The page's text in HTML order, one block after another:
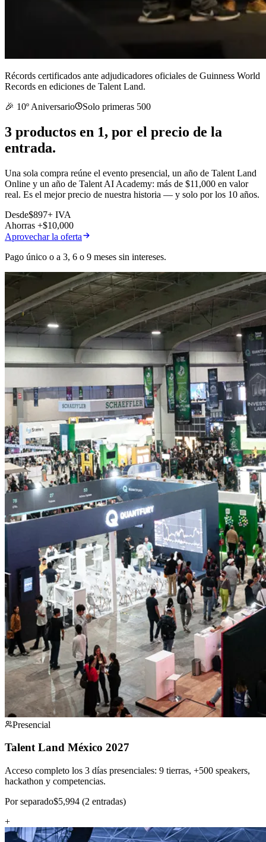
Récords certificados ante adjudicadores oficiales de Guinness World
Records en ediciones de Talent Land.
🎉 10º Aniversario
Solo primeras 500
3 productos en 1, por el precio de la
entrada.
Una sola compra reúne el evento presencial, un año de Talent Land
Online y un año de Talent AI Academy: más de $11,000 en valor
real. Es el mejor precio de nuestra historia — y solo por los 10 años.
Desde$897+ IVA
Ahorras +$10,000
Aprovechar la oferta
Pago único o a 3, 6 o 9 meses sin intereses.
Presencial
Talent Land México 2027
Acceso completo los 3 días presenciales: 9 tierras, +500 speakers,
hackathon y competencias.
Por separado$5,994 (2 entradas)
+